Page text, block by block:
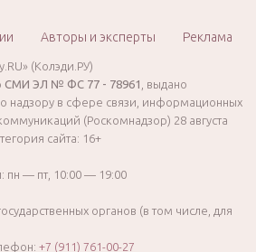
Авторы и эксперты Реклама
(Колэди.РУ)
СМИ ЭЛ № ФС 77 - 78961
, выдано
надзору в сфере связи, информационных
(Роскомнадзор) 28 августа
сайта: 16+
пн — пт, 10:00 — 19:00
органов (в том числе, для
+7 (911) 761-00-27